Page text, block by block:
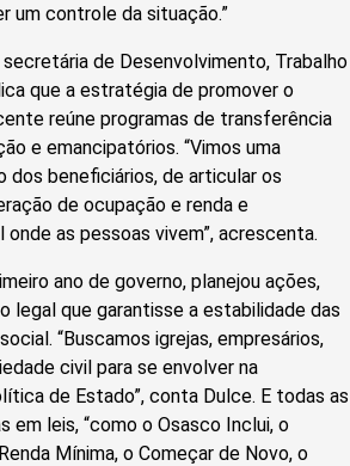
um controle da situação.”
secretária de Desenvolvimento, Trabalho
que a estratégia de promover o
reúne programas de transferência
e emancipatórios. “Vimos uma
dos beneficiários, de articular os
de ocupação e renda e
as pessoas vivem”, acrescenta.
ano de governo, planejou ações,
legal que garantisse a estabilidade das
“Buscamos igrejas, empresários,
civil para se envolver na
de Estado”, conta Dulce. E todas as
em leis, “como o Osasco Inclui, o
Mínima, o Começar de Novo, o